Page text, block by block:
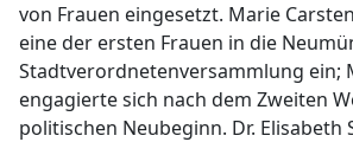
von Frauen eingesetzt. Marie
eine der ersten Frauen in die
Stadtverordnetenversammlung ein;
engagierte sich nach dem Zweiten
politischen Neubeginn. Dr. Elisabeth